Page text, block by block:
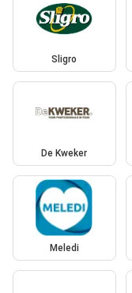
Sligro
De Kweker
Meledi